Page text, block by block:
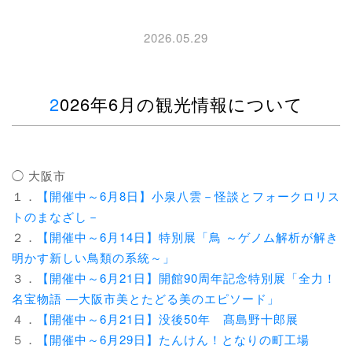
2026.05.29
2026年6月の観光情報について
◯ 大阪市
１．
【開催中～6月8日】小泉八雲－怪談とフォークロリス
トのまなざし－
２．
【開催中～6月14日】特別展「鳥 ～ゲノム解析が解き
明かす新しい鳥類の系統～」
３．
【開催中～6月21日】開館90周年記念特別展「全力！
名宝物語 ―大阪市美とたどる美のエピソード」
４．
【開催中～6月21日】没後50年 髙島野十郎展
５．
【開催中～6月29日】たんけん！となりの町工場